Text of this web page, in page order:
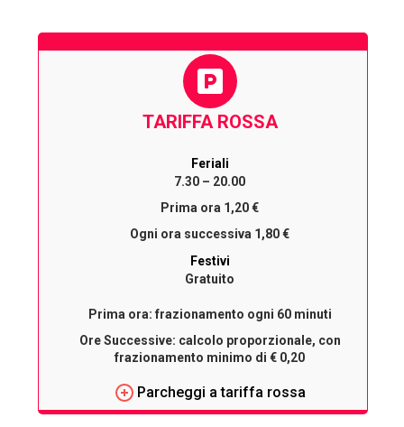
TARIFFA ROSSA
Feriali
7.30 – 20.00
Prima ora 1,20 €
Ogni ora successiva 1,80 €
Festivi
Gratuito
Prima ora: frazionamento ogni 60 minuti
Ore Successive: calcolo proporzionale, con
frazionamento minimo di € 0,20
Parcheggi a tariffa rossa